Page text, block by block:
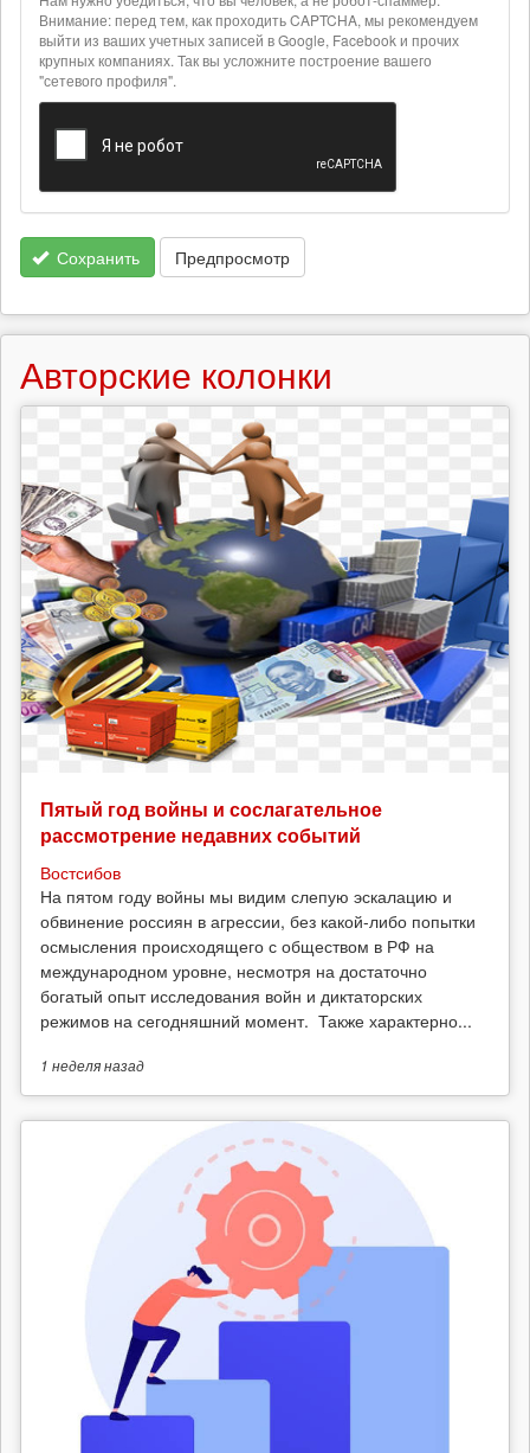
текстовых
форматах
Внимание: перед тем, как проходить CAPTCHA, мы рекомендуем
выйти из ваших учетных записей в Google, Facebook и прочих
крупных компаниях. Так вы усложните построение вашего
"сетевого профиля".
Сохранить Предпросмотр
Авторские колонки
Пятый год войны и сослагательное
рассмотрение недавних событий
Востсибов
На пятом году войны мы видим слепую эскалацию и
обвинение россиян в агрессии, без какой-либо попытки
осмысления происходящего с обществом в РФ на
международном уровне, несмотря на достаточно
богатый опыт исследования войн и диктаторских
режимов на сегодняшний момент. Также характерно...
1 неделяназад